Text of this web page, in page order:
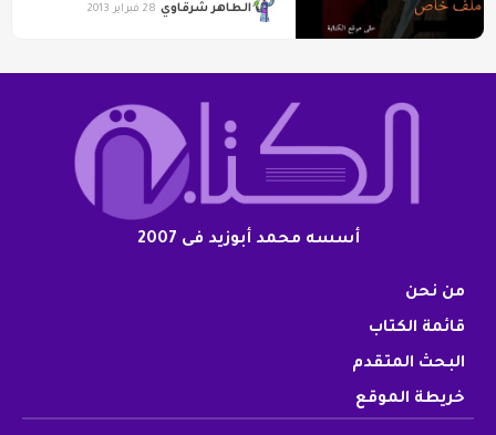
الطاهر شرقاوي 28 فبراير 2013
أسسه محمد أبوزيد فى 2007
من نحن
قائمة الكتاب
البحث المتقدم
خريطة الموقع